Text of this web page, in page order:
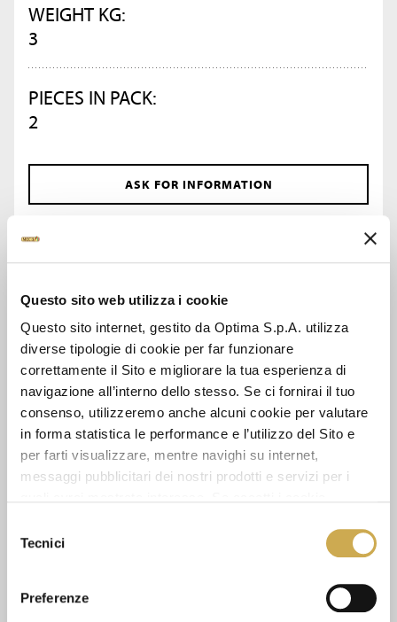
Questo sito web utilizza i cookie
Questo sito internet, gestito da Optima S.p.A. utilizza
diverse tipologie di cookie per far funzionare
correttamente il Sito e migliorare la tua esperienza di
navigazione all’interno dello stesso. Se ci fornirai il tuo
consenso, utilizzeremo anche alcuni cookie per valutare
in forma statistica le performance e l’utilizzo del Sito e
per farti visualizzare, mentre navighi su internet,
messaggi pubblicitari dei nostri prodotti e servizi per i
delTecnici
Preferenze
WEIGHT KG:
3
PIECES IN PACK:
2
ASK FOR INFORMATION
SEE ALSO